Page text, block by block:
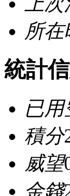
所在
統計
已用
積分
威望
金錢